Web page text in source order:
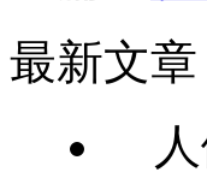
最新文章
人